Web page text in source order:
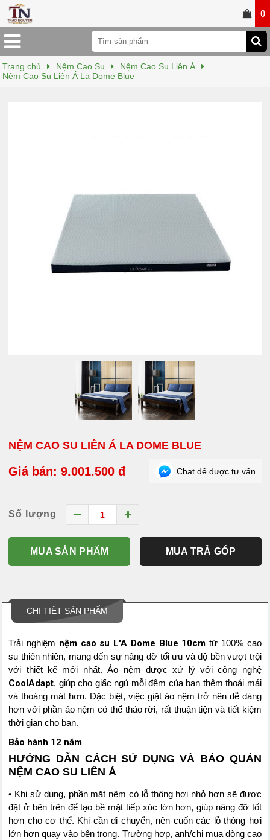
0
Trang chủ Nệm Cao Su
Nệm Cao Su Liên Á
Nệm Cao Su Liên Á La Dome Blue
NỆM CAO SU LIÊN Á LA DOME BLUE
Giá bán: 9.001.500 đ Chat để được tư vấn
Số lượng
MUA SẢN PHẨM MUA TRẢ GÓP
CHI TIẾT SẢN PHẨM
Trải nghiệm nệm cao su L'A Dome Blue 10cm từ 100% cao
su thiên nhiên, mang đến sự nâng đỡ tối ưu và độ bền vượt trội
với thiết kế mới nhất. Áo nệm được xử lý với công nghệ
CoolAdapt, giúp cho giấc ngủ mỗi đêm của bạn thêm thoải mái
và thoáng mát hơn. Đặc biệt, việc giặt áo nệm trở nên dễ dàng
hơn với phần áo nệm có thể tháo rời, rất thuận tiện và tiết kiệm
thời gian cho bạn.
Bảo hành 12 năm
HƯỚNG DẪN CÁCH SỬ DỤNG VÀ BẢO QUẢN
NỆM CAO SU LIÊN Á
• Khi sử dụng, phần mặt nệm có lỗ thông hơi nhỏ hơn sẽ được
đặt ở bên trên để tạo bề mặt tiếp xúc lớn hơn, giúp nâng đỡ tốt
hơn cho cơ thể. Khi cần di chuyển, nên cuốn các lỗ thông hơi
lớn hơn quay vào bên trong. Trường hợp, anh/chị mua dòng cao